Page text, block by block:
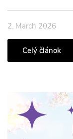
2. March 2026
Celý článok